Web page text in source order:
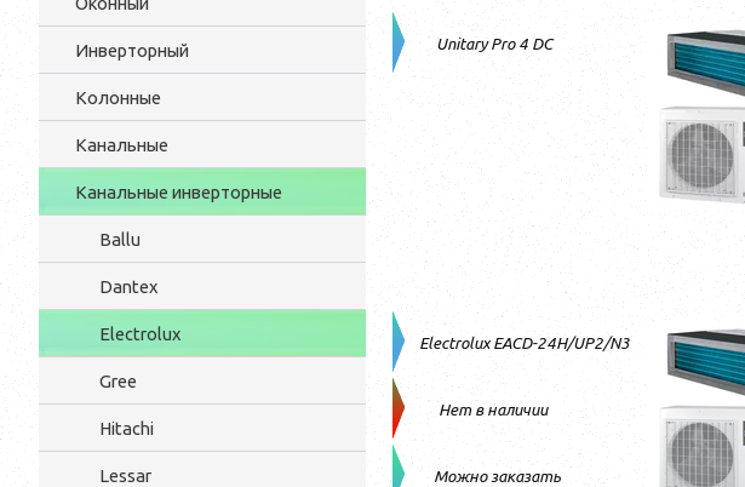
Инверторный
Колонные
Канальные
Канальные инверторные
Ballu
Dantex
Electrolux
Gree
Hitachi
Lessar
Unitary Pro 4 DC
Electrolux EACD-24H/UP2/N3
Нет в наличии
Можно заказать